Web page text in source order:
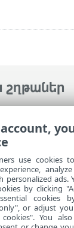
>
համար>
use cookies
personalized ads.
by clicking
cookies
or adjust
cookies". You